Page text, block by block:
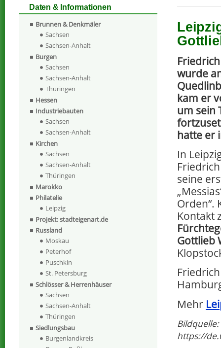
wurde
kam er
um sein
hatte er
In
seine
Orden“.
Kontakt
Gottlieb
Mehr
Bildquelle:
https://
Daten & Informationen
Brunnen & Denkmäler
Sachsen
Sachsen-Anhalt
Burgen
Sachsen
Sachsen-Anhalt
Thüringen
Hessen
Industriebauten
Sachsen
Sachsen-Anhalt
Kirchen
Sachsen
Sachsen-Anhalt
Thüringen
Marokko
Philatelie
Leipzig
Projekt: stadteigenart.de
Russland
Moskau
Peterhof
Puschkin
St. Petersburg
Schlösser & Herrenhäuser
Sachsen
Sachsen-Anhalt
Thüringen
Siedlungsbau
Burgenlandkreis